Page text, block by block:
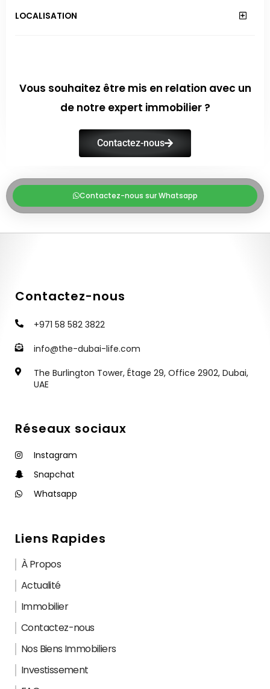
LOCALISATION
Vous souhaitez être mis en relation avec un
de notre expert immobilier ?
Contactez-nous
Contactez-nous sur Whatsapp
Contactez-nous
+971 58 582 3822
info@the-dubai-life.com
The Burlington Tower, Étage 29, Office 2902, Dubai,
UAE
Réseaux sociaux
Instagram
Snapchat
Whatsapp
Liens Rapides
À Propos
Actualité
Immobilier
Contactez-nous
Nos Biens Immobiliers
Investissement